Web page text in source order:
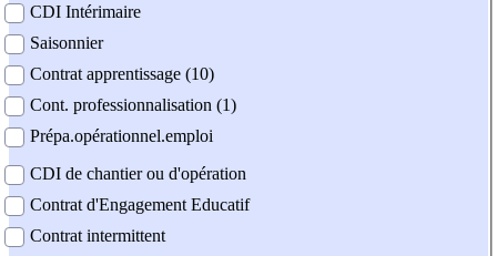
CDI Intérimaire
Saisonnier
Contrat apprentissage (10)
Cont. professionnalisation (1)
Prépa.opérationnel.emploi
CDI de chantier ou d'opération
Contrat d'Engagement Educatif
Contrat intermittent